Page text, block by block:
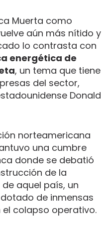
Muerta como
aún más nítido y
lo contrasta con
energética de
, un tema que tiene
del sector,
Donald
norteamericana
una cumbre
donde se debatió
de la
aquel país, un
de inmensas
colapso operativo.